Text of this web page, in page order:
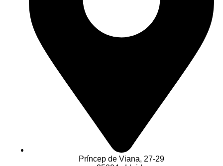
Príncep de Viana, 27-29